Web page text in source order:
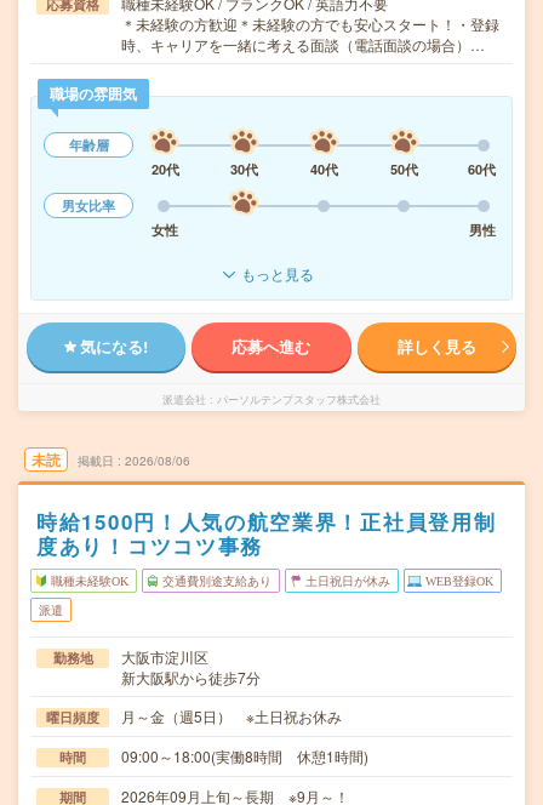
応募資格
＊未経験の方歓迎＊未経験の方でも安心スタート！・登録
時、キャリアを一緒に考える面談（電話面談の場合）…
職場の雰囲気
年齢層
20代
30代 40代 50代
60代
男女比率
女性
男性
もっと見る
気になる! 応募へ進む 詳しく見る
派遣会社 パーソルテンプスタッフ株式会社
未読 掲載日 2026/08/06
時給1500円！人気の航空業界！正社員登用制
度あり！コツコツ事務
職種未経験OK 交通費別途支給あり 土日祝日が休み WEB登録OK
派遣
勤務地
大阪市淀川区
新大阪駅から徒歩7分
曜日頻度 月～金（週5日） ※土日祝お休み
時間 09:00～18:00(実働8時間 休憩1時間)
期間 2026年09月上旬～長期 ※9月～！